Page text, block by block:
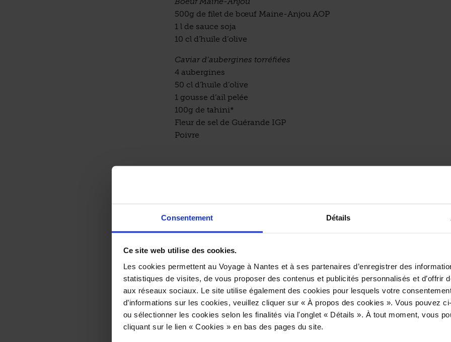
Consentement Détails
Ce site web utilise des cookies.
Les cookies permettent au Voyage à Nantes et à ses partenaires d’enregistrer des
statistiques de visites, de vous proposer des contenus et publicités personnalisés et d’offrir
aux réseaux sociaux. Le site utilise également des cookies pour lesquels votre
d’informations sur les cookies, veuillez cliquer sur « À propos des cookies ». Vous pouvez
ou sélectionner les cookies selon les finalités via l'onglet « Détails ». À tout moment, vous
cliquant sur le lien « Cookies » en bas des pages du site.
500g de filet de bœuf Maine-Anjou AOP
1 l de sauce soja
10 cl d’huile d’olive
Caviar d’aubergines torréfiées
4 aubergines
50 cl d’huile d’olive
1 gousse d’ail pelée
100g de tahini*
Fleur de sel de Guérande IGP
Poivre
casserole, faire fondre le sucre dans l’eau jusqu’à ce qu’il forme un
Déglacer* avec la sauce soja et ajouter les gousses d’ail pelées et
écrasées, le gingembre épluché et taillé en lamelles ainsi que la
hachée. Laisser refroidir la marinade dans un plat et réserver.
Bœuf Maine-Anjou
Parer* le filet de bœuf et le mariner dans le caramel de soja avec le litre
pendant 35 min. Dans une poêle, faire chauffer l’huile d’olive à feu vif
filet de bœuf bien égoutté. Marquer* le filet en cuisson sur toutes ses
4 à 6 min. pour obtenir une jolie couleur. Débarrasser le filet et le laisser